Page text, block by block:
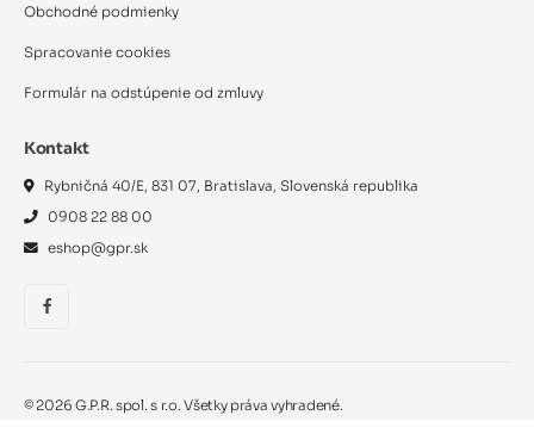
Obchodné podmienky
Spracovanie cookies
Formulár na odstúpenie od zmluvy
Kontakt
Rybničná 40/E, 831 07, Bratislava, Slovenská republika
0908 22 88 00
eshop@gpr.sk
© 2026 G.P.R. spol. s r.o. Všetky práva vyhradené.